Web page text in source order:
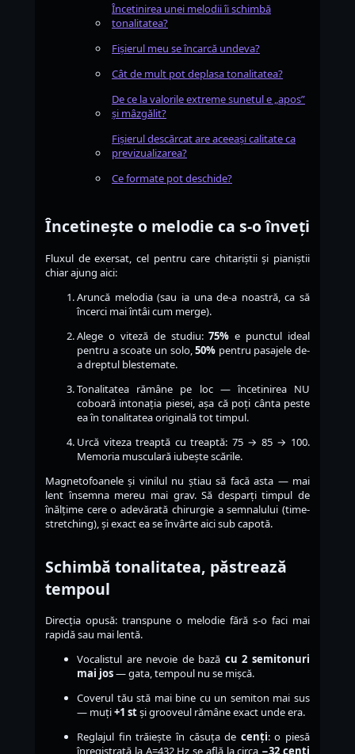
Încetinirea unei melodii îi schimbă
tonalitatea?
Fișierul meu se încarcă undeva?
Cât de mult pot deplasa tonalitatea?
De ce la valorile extreme sunetul e „apos”
și mâzgălit?
Fișierul descărcat are aceeași calitate ca
previzualizarea?
Ce formate pot deschide?
Încetinește o melodie ca s-o înveți
Fluxul de exersat, cel pentru care chitariștii și pianiștii
chiar ajung aici:
Aruncă melodia (sau ia una de-a noastră, ca să
încerci mai întâi cum merge).
Alege o viteză de studiu:75% e punctul ideal
pentru a scoate un solo,50% pentru pasajele de-
a dreptul blestemate.
Tonalitatea rămâne pe loc — încetinirea NU
coboară intonația piesei, așa că poți cânta peste
ea în tonalitatea originală tot timpul.
Urcă viteza treaptă cu treaptă: 75 → 85 → 100.
Memoria musculară iubește scările.
Magnetofoanele și vinilul nu știau să facă asta — mai
lent însemna mereu mai grav. Să desparți timpul de
înălțime cere o adevărată chirurgie a semnalului (time-
stretching), și exact ea se învârte aici sub capotă.
Schimbă tonalitatea, păstrează
tempoul
Direcția opusă: transpune o melodie fără s-o faci mai
rapidă sau mai lentă.
Vocalistul are nevoie de bază cu 2 semitonuri
mai jos— gata, tempoul nu se mișcă.
Coverul tău stă mai bine cu un semiton mai sus
— muți+1 stși grooveul rămâne exact unde era.
Reglajul fin trăiește în căsuța de cenți: o piesă
înregistrată la A=432 Hz se află la circa −32 cenți